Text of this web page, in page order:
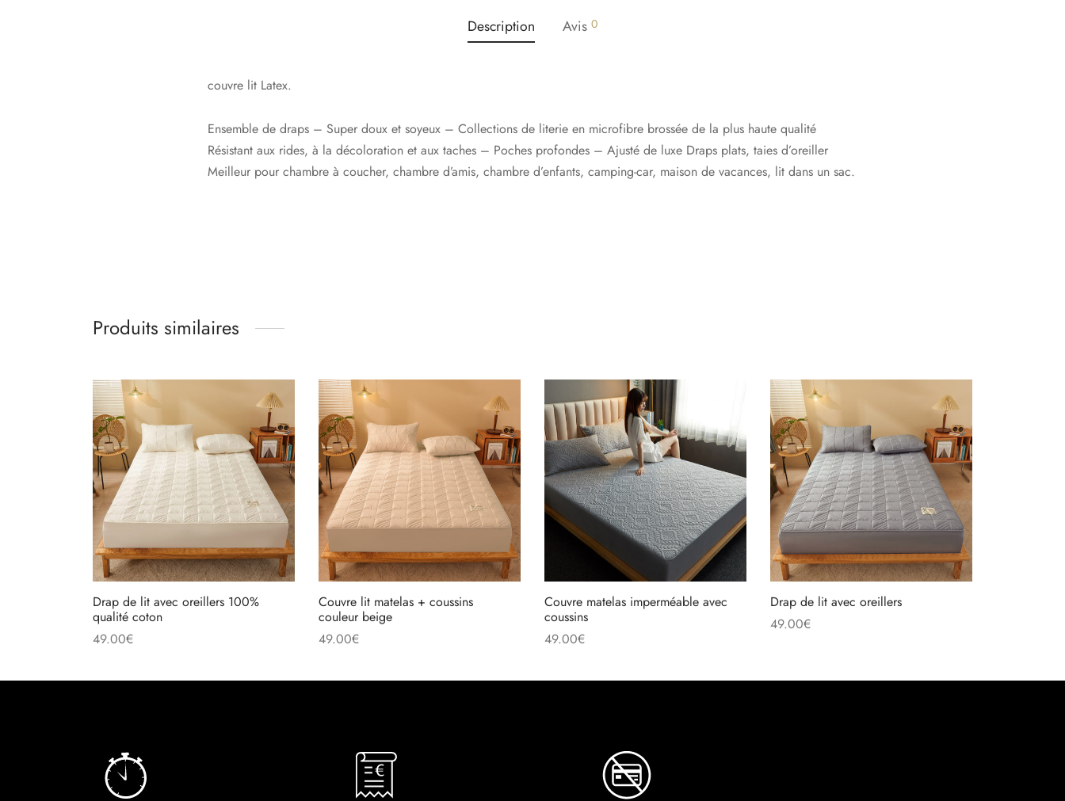
Description Avis 0
couvre lit Latex.
Ensemble de draps – Super doux et soyeux – Collections de literie en microfibre brossée de la plus haute qualité
Résistant aux rides, à la décoloration et aux taches – Poches profondes – Ajusté de luxe Draps plats, taies d’oreiller
Meilleur pour chambre à coucher, chambre d’amis, chambre d’enfants, camping-car, maison de vacances, lit dans un sac.
Produits similaires
Drap de lit avec oreillers 100%
qualité coton
49.00€
Couvre lit matelas + coussins
couleur beige
49.00€
Couvre matelas imperméable avec
coussins
49.00€
Drap de lit avec oreillers
49.00€